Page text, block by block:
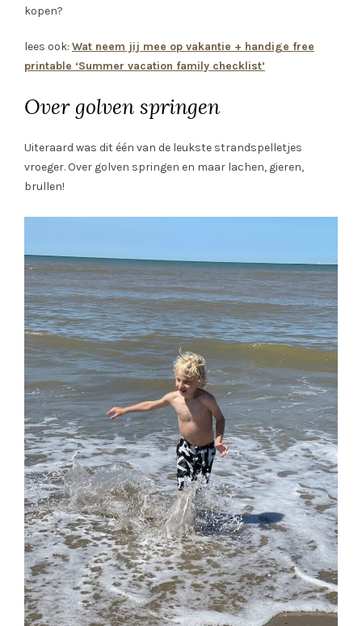
kopen?
lees ook: Wat neem jij mee op vakantie + handige free
printable ‘Summer vacation family checklist’
Over golven springen
Uiteraard was dit één van de leukste strandspelletjes
vroeger. Over golven springen en maar lachen, gieren,
brullen!